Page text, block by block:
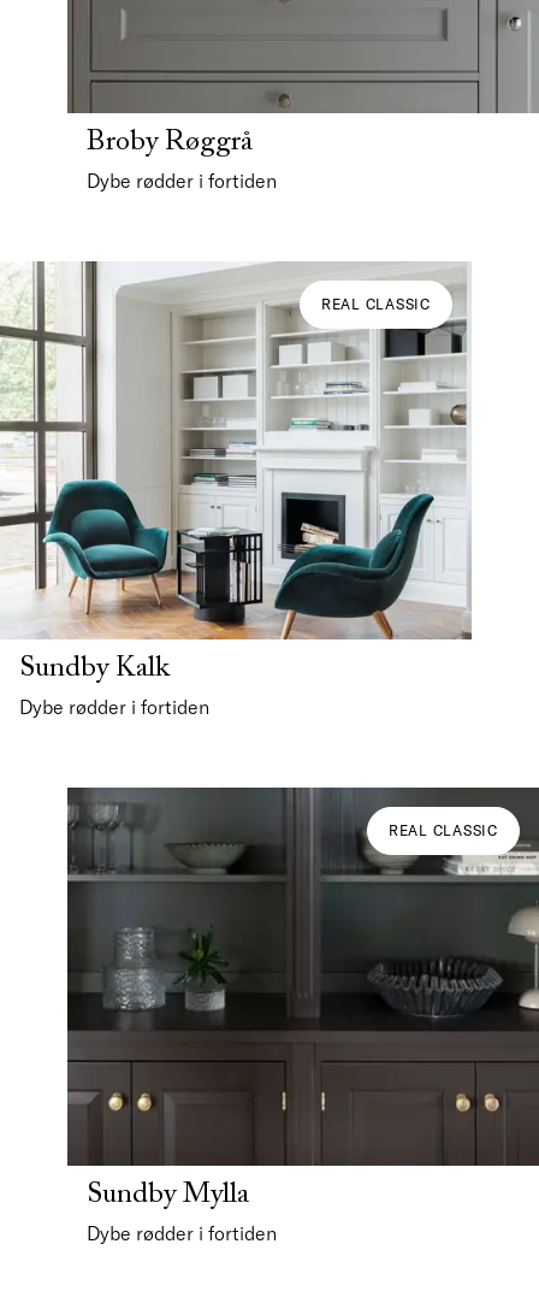
Broby Røggrå
Dybe rødder i fortiden
REAL CLASSIC
Sundby Kalk
Dybe rødder i fortiden
REAL CLASSIC
Sundby Mylla
Dybe rødder i fortiden